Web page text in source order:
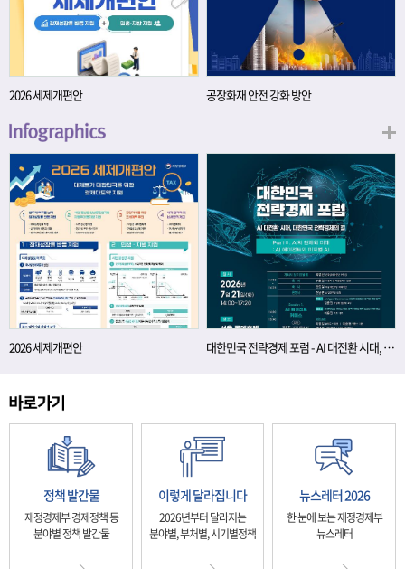
2026 세제개편안 공장화재 안전 강화 방안
2026 세제개편안 대한민국 전략경제 포럼 - AI 대전환 시대, 대한민국 전략경제의 길
정책 발간물
재정경제부 경제정책 등
분야별 정책 발간물
이렇게 달라집니다
2026년부터 달라지는
분야별, 부처별, 시기별정책
뉴스레터 2026
한 눈에 보는 재정경제부
뉴스레터